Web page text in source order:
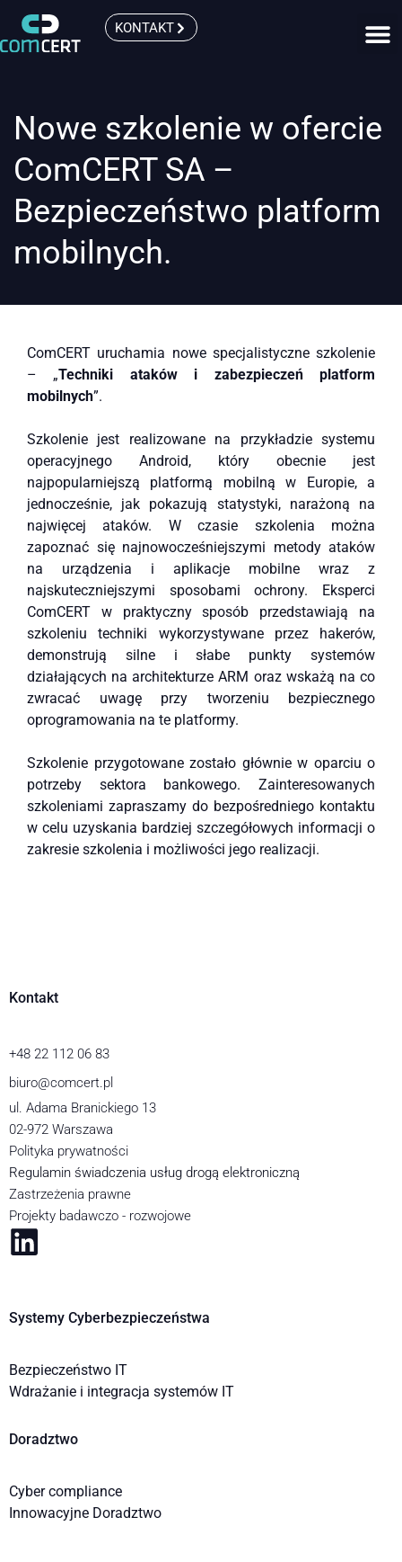
KONTAKT
Nowe szkolenie w ofercie
ComCERT SA –
Bezpieczeństwo platform
mobilnych.
ComCERT uruchamia nowe specjalistyczne szkolenie
– „Techniki ataków i zabezpieczeń platform
mobilnych”.
Szkolenie jest realizowane na przykładzie systemu
operacyjnego Android, który obecnie jest
najpopularniejszą platformą mobilną w Europie, a
jednocześnie, jak pokazują statystyki, narażoną na
najwięcej ataków. W czasie szkolenia można
zapoznać się najnowocześniejszymi metody ataków
na urządzenia i aplikacje mobilne wraz z
najskuteczniejszymi sposobami ochrony. Eksperci
ComCERT w praktyczny sposób przedstawiają na
szkoleniu techniki wykorzystywane przez hakerów,
demonstrują silne i słabe punkty systemów
działających na architekturze ARM oraz wskażą na co
zwracać uwagę przy tworzeniu bezpiecznego
oprogramowania na te platformy.
Szkolenie przygotowane zostało głównie w oparciu o
potrzeby sektora bankowego. Zainteresowanych
szkoleniami zapraszamy do bezpośredniego kontaktu
w celu uzyskania bardziej szczegółowych informacji o
zakresie szkolenia i możliwości jego realizacji.
Kontakt
+48 22 112 06 83
biuro@comcert.pl
ul. Adama Branickiego 13
02-972 Warszawa
Polityka prywatności
Regulamin świadczenia usług drogą elektroniczną
Zastrzeżenia prawne
Projekty badawczo - rozwojowe
Systemy Cyberbezpieczeństwa
Bezpieczeństwo IT
Wdrażanie i integracja systemów IT
Doradztwo
Cyber compliance
Innowacyjne Doradztwo